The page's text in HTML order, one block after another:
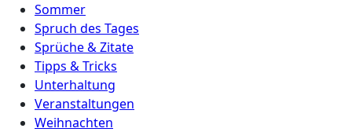
Sommer
Spruch des Tages
Sprüche & Zitate
Tipps & Tricks
Unterhaltung
Veranstaltungen
Weihnachten